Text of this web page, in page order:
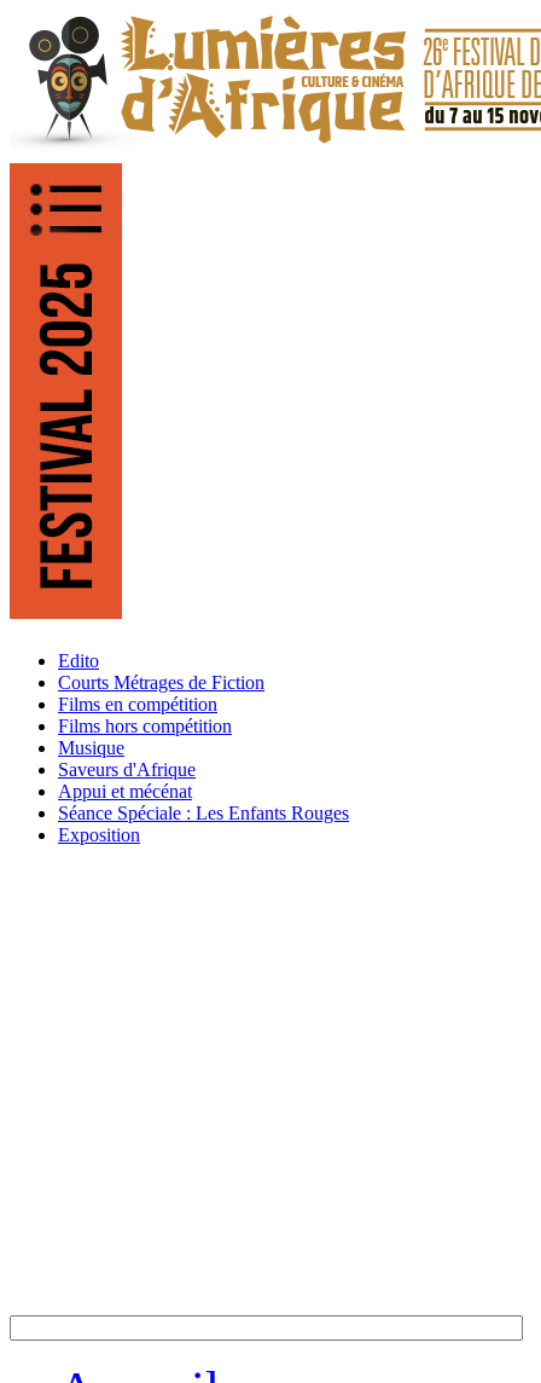
Edito
Courts Métrages de Fiction
Films en compétition
Films hors compétition
Musique
Saveurs d'Afrique
Appui et mécénat
Séance Spéciale : Les Enfants Rouges
Exposition